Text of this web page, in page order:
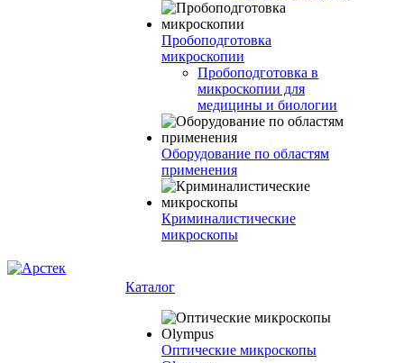
Пробоподготовка
микроскопии
Пробоподготовка в
микроскопии для
медицины и биологии
Оборудование по областям
применения
Криминалистические
микроскопы
Каталог
Оптические микроскопы